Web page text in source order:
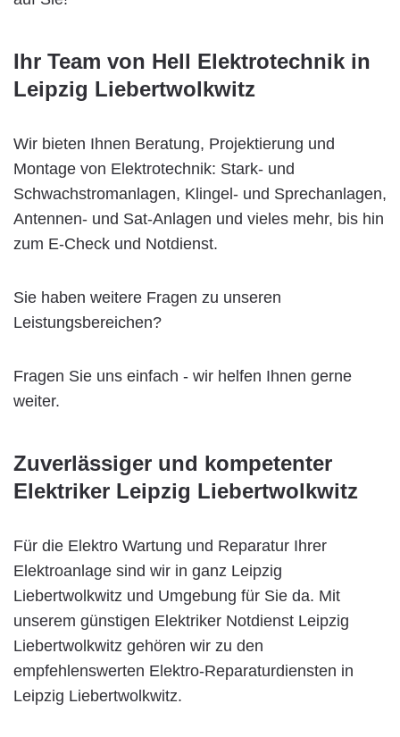
Ihr Team von Hell Elektrotechnik in
Leipzig Liebertwolkwitz
Wir bieten Ihnen Beratung, Projektierung und
Montage von Elektrotechnik: Stark- und
Schwachstromanlagen, Klingel- und Sprechanlagen,
Antennen- und Sat-Anlagen und vieles mehr, bis hin
zum E-Check und Notdienst.
Sie haben weitere Fragen zu unseren
Leistungsbereichen?
Fragen Sie uns einfach - wir helfen Ihnen gerne
weiter.
Zuverlässiger und kompetenter
Elektriker Leipzig Liebertwolkwitz
Für die Elektro Wartung und Reparatur Ihrer
Elektroanlage sind wir in ganz Leipzig
Liebertwolkwitz und Umgebung für Sie da. Mit
unserem günstigen Elektriker Notdienst Leipzig
Liebertwolkwitz gehören wir zu den
empfehlenswerten Elektro-Reparaturdiensten in
Leipzig Liebertwolkwitz.